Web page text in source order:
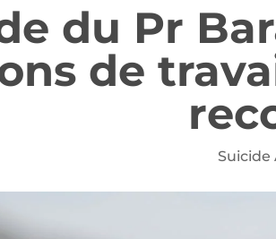
du Pr
de
Suicide